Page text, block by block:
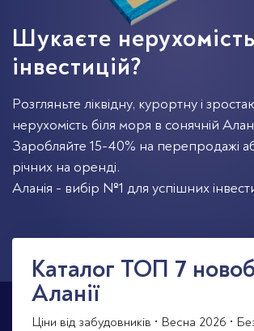
Шукаєте
інвестицій?
Розгляньте ліквідну, курортну і
нерухомість біля моря в сонячній
Заробляйте 15-40% на перепродажі
річних на оренді.
Аланія - вибір №1 для успішних
Каталог TOП 7
Аланії
Ціни від забудовників • Весна 2026 • Без